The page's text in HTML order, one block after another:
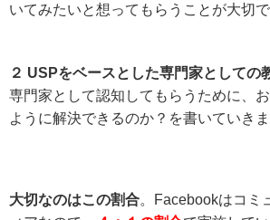
いてみたいと想ってもらうことが大切で
２ USPをベースとした専門家としての
専門家として認知してもらうために、
ように解決できるのか？を書いていきま
大切なのはこの割合。Facebookはコミ